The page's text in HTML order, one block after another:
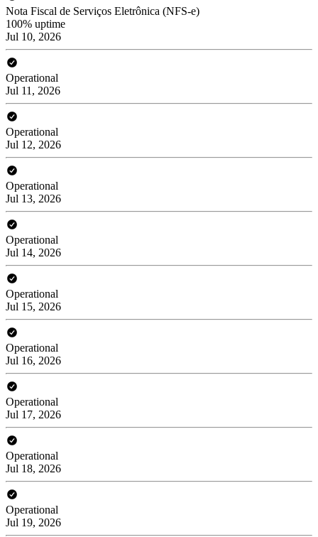
Nota Fiscal de Serviços Eletrônica (NFS-e)
100% uptime
Jul 10, 2026
Operational
Jul 11, 2026
Operational
Jul 12, 2026
Operational
Jul 13, 2026
Operational
Jul 14, 2026
Operational
Jul 15, 2026
Operational
Jul 16, 2026
Operational
Jul 17, 2026
Operational
Jul 18, 2026
Operational
Jul 19, 2026